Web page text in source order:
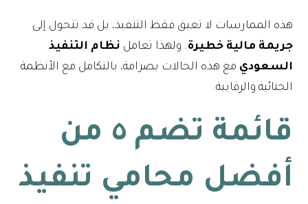
هذه الممارسات لا تعيق فقط التنفيذ، بل قد تتحول إلى
جريمة مالية خطيرة. ولهذا تعامل نظام التنفيذ
السعودي مع هذه الحالات بصرامة، بالتكامل مع الأنظمة
الجنائية والرقابية.
قائمة تضم ٥ من
أفضل محامي تنفيذ